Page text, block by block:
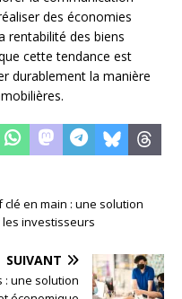
des économies
rentabilité des biens
cette tendance est
durablement la manière
en main : une solution
investisseurs
SUIVANT
: une solution